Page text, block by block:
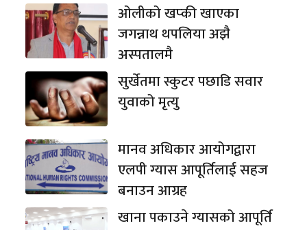
ओलीको खप्की खाएका
जगन्नाथ थपलिया अझै
अस्पतालमै
सुर्खेतमा स्कुटर पछाडि सवार
युवाको मृत्यु
मानव अधिकार आयोगद्वारा
एलपी ग्यास आपूर्तिलाई सहज
बनाउन आग्रह
खाना पकाउने ग्यासको आपूर्ति